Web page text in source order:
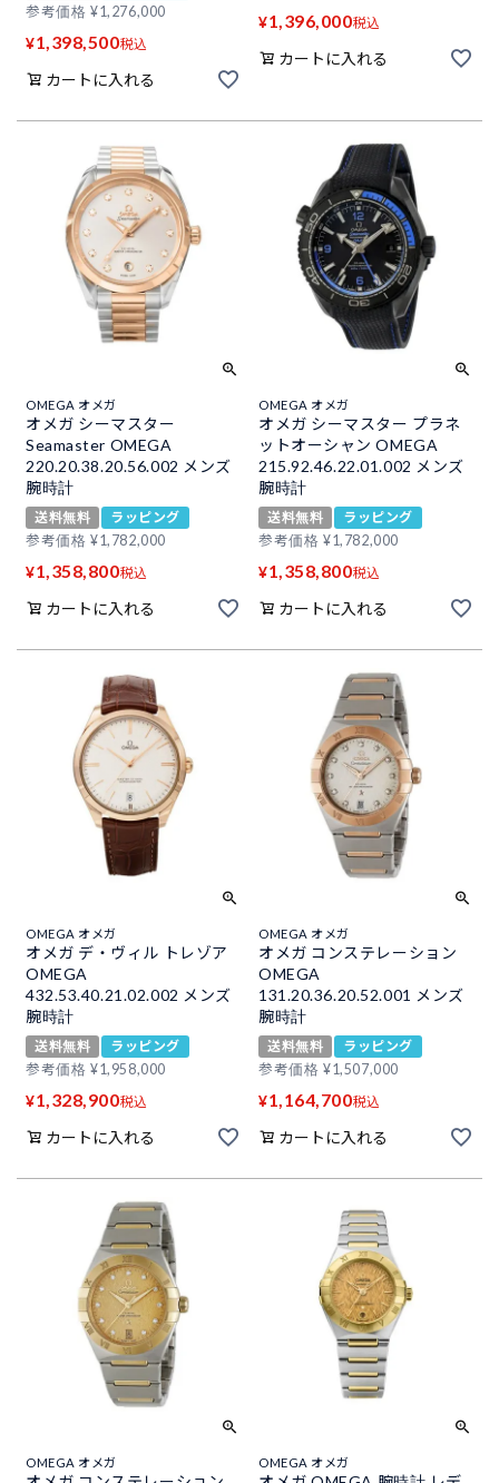
参考価格 ¥1,276,000
¥1,398,500税込
カートに入れる
¥1,396,000税込
カートに入れる
OMEGA オメガ
オメガ シーマスター
Seamaster OMEGA
220.20.38.20.56.002 メンズ
腕時計
送料無料
ラッピング
参考価格 ¥1,782,000
¥1,358,800税込
カートに入れる
OMEGA オメガ
オメガ シーマスター プラネ
ットオーシャン OMEGA
215.92.46.22.01.002 メンズ
腕時計
送料無料
ラッピング
参考価格 ¥1,782,000
¥1,358,800税込
カートに入れる
OMEGA オメガ
オメガ デ・ヴィル トレゾア
OMEGA
432.53.40.21.02.002 メンズ
腕時計
送料無料
ラッピング
参考価格 ¥1,958,000
¥1,328,900税込
カートに入れる
OMEGA オメガ
オメガ コンステレーション
OMEGA
131.20.36.20.52.001 メンズ
腕時計
送料無料
ラッピング
参考価格 ¥1,507,000
¥1,164,700税込
カートに入れる
OMEGA オメガ OMEGA オメガ